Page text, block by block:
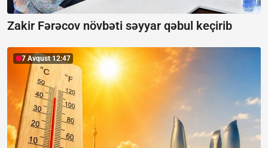
Zakir Fərəcov növbəti səyyar qəbul keçirib
7 Avqust 12:47